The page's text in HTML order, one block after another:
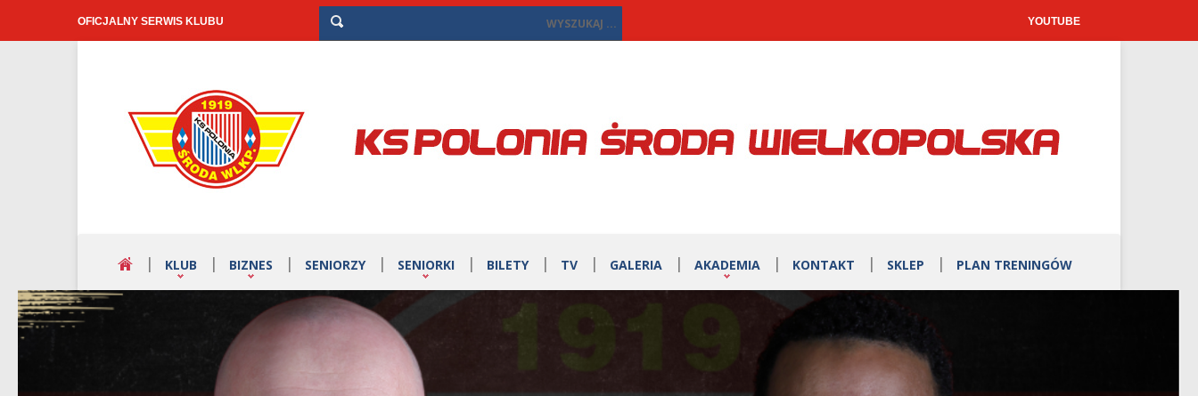
OFICJALNY SERWIS KLUBU YOUTUBE
KLUB BIZNES SENIORZY SENIORKI BILETY TV GALERIA AKADEMIA KONTAKT SKLEP PLAN TRENINGÓW